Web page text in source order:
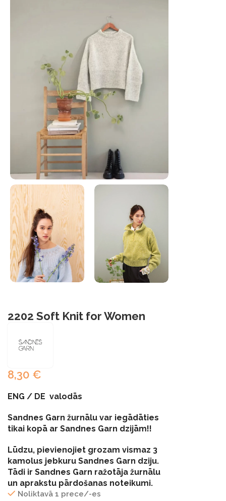
2202 Soft Knit for Women
8,30 €
ENG / DE valodās
Sandnes Garn žurnālu var iegādāties
tikai kopā ar Sandnes Garn dzijām!!
Lūdzu, pievienojiet grozam vismaz 3
kamolus jebkuru Sandnes Garn dziju.
Tādi ir Sandnes Garn ražotāja žurnālu
un aprakstu pārdošanas noteikumi.
Noliktavā 1 prece/-es